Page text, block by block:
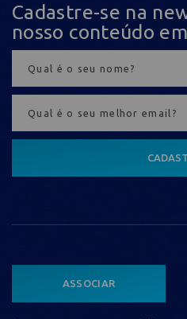
Cadastre-se na
nosso conteúdo
ASSOCIAR